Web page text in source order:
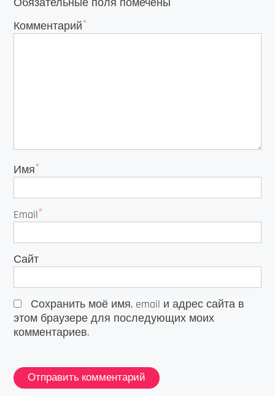
Комментарий*
Имя*
Email*
Сайт
Сохранить моё имя, email и адрес сайта в
этом браузере для последующих моих
комментариев.